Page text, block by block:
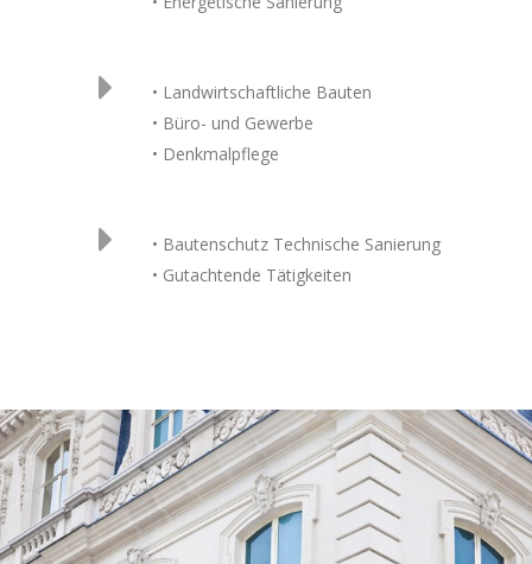
• Landwirtschaftliche Bauten
• Büro- und Gewerbe
• Denkmalpflege
• Bautenschutz Technische Sanierung
• Gutachtende Tätigkeiten